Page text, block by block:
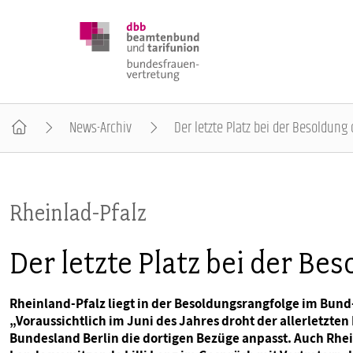
BUNDESTAGSWAHL 2025
POSITIONEN
SCHWERPUNKTTHEMEN
News-Archiv Der letzte Platz bei der
Rheinlad-Pfalz
Der letzte Platz bei der
Rheinland-Pfalz liegt in der Besoldungsrangfolge im
„Voraussichtlich im Juni des Jahres droht der
Bundesland Berlin die dortigen Bezüge anpasst. Auch